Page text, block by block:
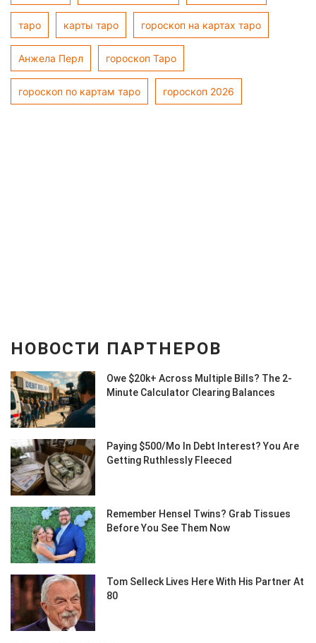
таро карты таро гороскоп на картах таро
Анжела Перл гороскоп Таро
гороскоп по картам таро гороскоп 2026